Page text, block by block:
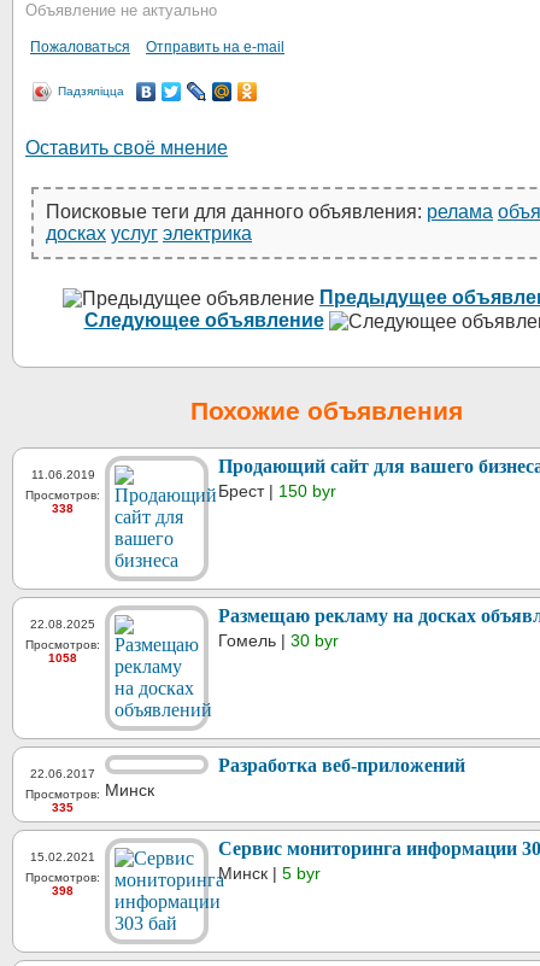
Объявление не актуально
Пожаловаться Отправить на e-mail
Падзяліцца
Оставить своё мнение
Поисковые теги для данного объявления: релама
досках услуг электрика
Предыдущее
Следующее объявление
Похожие объявления
11.06.2019
Просмотров:
338
Продающий сайт для вашего
Брест | 150 byr
22.08.2025
Просмотров:
1058
Размещаю рекламу на досках
Гомель | 30 byr
22.06.2017
Просмотров:
335
Разработка веб-приложений
Минск
15.02.2021
Просмотров:
398
Сервис мониторинга информации
Минск | 5 byr